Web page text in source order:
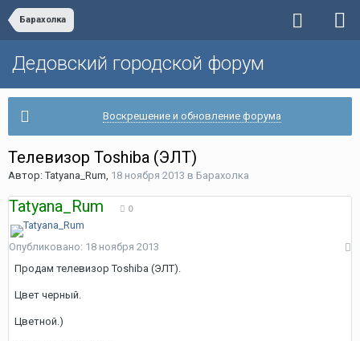
Барахолка
Дедовский городской форум
Воскрешение и обновление форума
Телевизор Toshiba (ЭЛТ)
Автор:Tatyana_Rum, 18 ноября 2013 в Барахолка
Tatyana_Rum 0
Опубликовано: 18 ноября 2013
Продам телевизор Toshiba (ЭЛТ).
Цвет черный.
Цветной.)